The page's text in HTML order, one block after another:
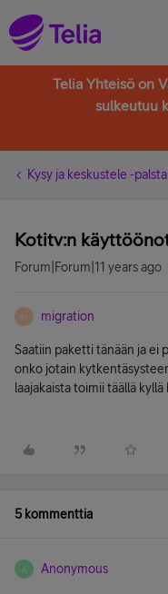
Telia Yhteisö on
sulkeutuu
Kysy ja keskustele -
Kotitv:n
Forum|Forum|11 years ago
M migration
Saatiin paketti tänään ja ei
onko jotain
laajakaista toimii täällä
5 kommenttia
A Anonymous